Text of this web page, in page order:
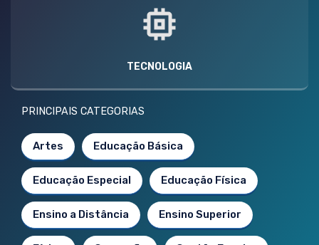
TECNOLOGIA
PRINCIPAIS CATEGORIAS
Artes Educação Básica
Educação Especial Educação Física
Ensino a Distância Ensino Superior